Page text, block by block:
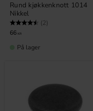
Rund kjøkkenknott 1014
Nikkel
Karakter: (2)
66 KR
På lager